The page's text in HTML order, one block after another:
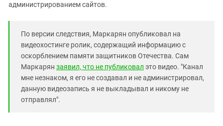
администрированием сайтов.
По версии следствия, Маркарян опубликовал на
видеохостинге ролик, содержащий информацию с
оскорблением памяти защитников Отечества. Сам
Маркарян заявил, что не публиковал это видео. "Канал
мне незнаком, я его не создавал и не администрировал,
данную видеозапись я не выкладывал и никому не
отправлял".